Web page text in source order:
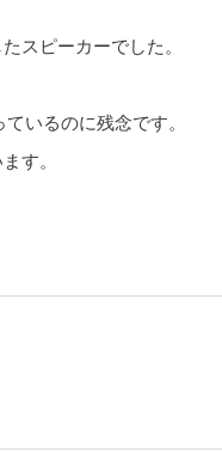
スピーカーでした。
いるのに残念です。
す。